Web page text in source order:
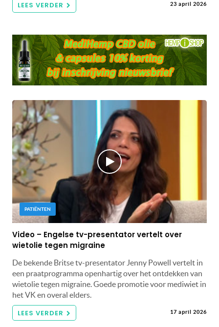
LEES VERDER 23 april 2026
PATIËNTEN
Video – Engelse tv-presentator vertelt over
wietolie tegen migraine
De bekende Britse tv-presentator Jenny Powell vertelt in
een praatprogramma openhartig over het ontdekken van
wietolie tegen migraine. Goede promotie voor mediwiet in
het VK en overal elders.
LEES VERDER 17 april 2026